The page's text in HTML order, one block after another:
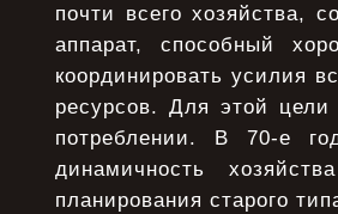
почти всего хозяйства,
аппарат, способный
координировать усилия
ресурсов. Для этой
потреблении. В 70-е
динамичность
планирования старого